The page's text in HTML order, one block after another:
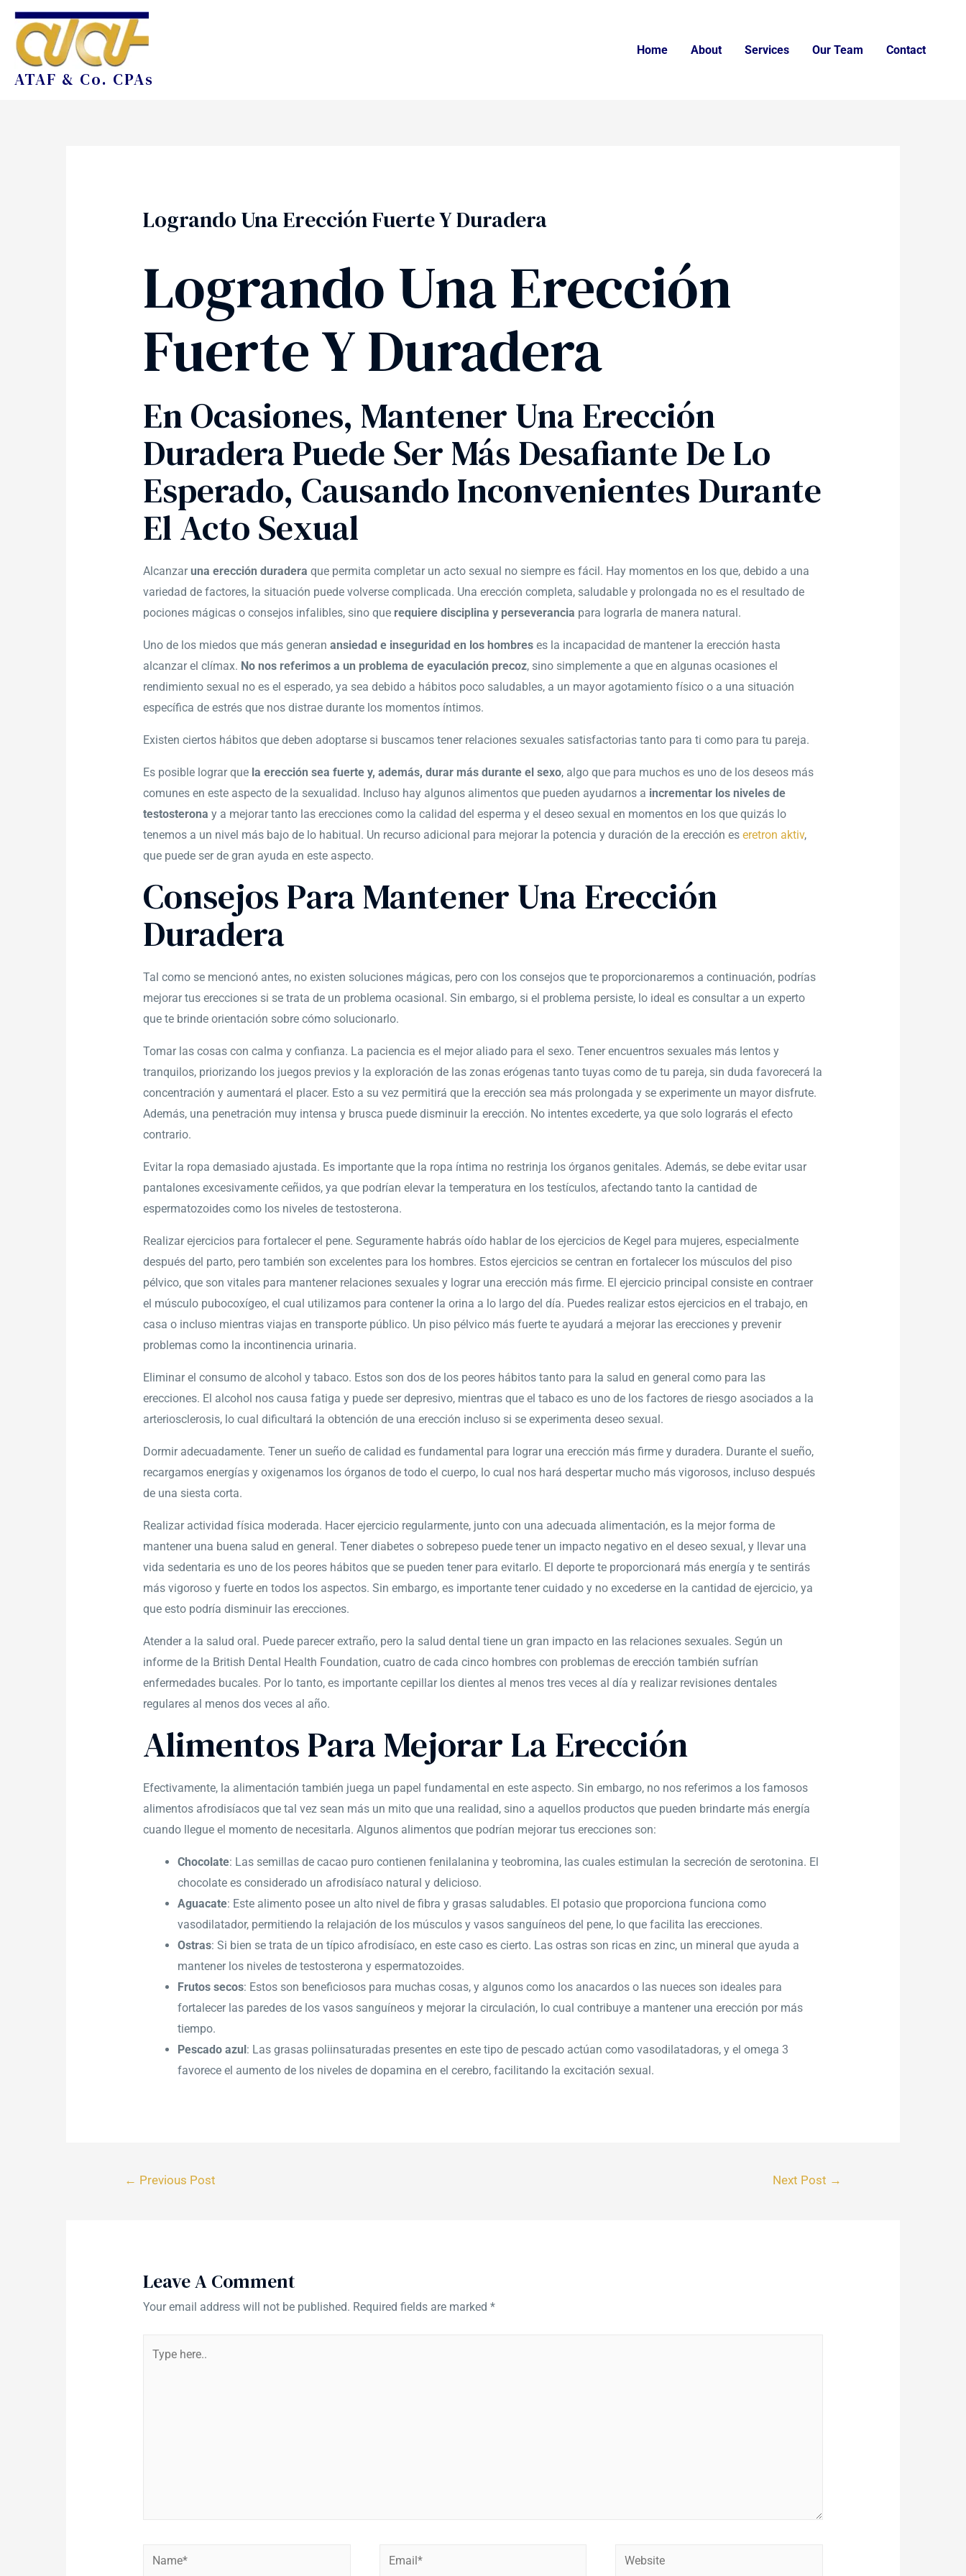
ATAF & Co. CPAs
Home About Services Our Team Contact
Logrando Una Erección Fuerte Y Duradera
Logrando Una Erección
Fuerte Y Duradera
En Ocasiones, Mantener Una Erección
Duradera Puede Ser Más Desafiante De Lo
Esperado, Causando Inconvenientes Durante
El Acto Sexual
Alcanzaruna erección duradera que permita completar un acto sexual no siempre es fácil. Hay momentos en los que, debido a una
variedad de factores, la situación puede volverse complicada. Una erección completa, saludable y prolongada no es el resultado de
pociones mágicas o consejos infalibles, sino que requiere disciplina y perseverancia para lograrla de manera natural.
Uno de los miedos que más generan ansiedad e inseguridad en los hombreses la incapacidad de mantener la erección hasta
alcanzar el clímax. No nos referimos a un problema de eyaculación precoz, sino simplemente a que en algunas ocasiones el
rendimiento sexual no es el esperado, ya sea debido a hábitos poco saludables, a un mayor agotamiento físico o a una situación
específica de estrés que nos distrae durante los momentos íntimos.
Existen ciertos hábitos que deben adoptarse si buscamos tener relaciones sexuales satisfactorias tanto para ti como para tu pareja.
Es posible lograr que la erección sea fuerte y, además, durar más durante el sexo, algo que para muchos es uno de los deseos más
comunes en este aspecto de la sexualidad. Incluso hay algunos alimentos que pueden ayudarnos a incrementar los niveles de
testosterona y a mejorar tanto las erecciones como la calidad del esperma y el deseo sexual en momentos en los que quizás lo
tenemos a un nivel más bajo de lo habitual. Un recurso adicional para mejorar la potencia y duración de la erección es eretron aktiv,
que puede ser de gran ayuda en este aspecto.
Consejos Para Mantener Una Erección
Duradera
Tal como se mencionó antes, no existen soluciones mágicas, pero con los consejos que te proporcionaremos a continuación, podrías
mejorar tus erecciones si se trata de un problema ocasional. Sin embargo, si el problema persiste, lo ideal es consultar a un experto
que te brinde orientación sobre cómo solucionarlo.
Tomar las cosas con calma y confianza. La paciencia es el mejor aliado para el sexo. Tener encuentros sexuales más lentos y
tranquilos, priorizando los juegos previos y la exploración de las zonas erógenas tanto tuyas como de tu pareja, sin duda favorecerá la
concentración y aumentará el placer. Esto a su vez permitirá que la erección sea más prolongada y se experimente un mayor disfrute.
Además, una penetración muy intensa y brusca puede disminuir la erección. No intentes excederte, ya que solo lograrás el efecto
contrario.
Evitar la ropa demasiado ajustada. Es importante que la ropa íntima no restrinja los órganos genitales. Además, se debe evitar usar
pantalones excesivamente ceñidos, ya que podrían elevar la temperatura en los testículos, afectando tanto la cantidad de
espermatozoides como los niveles de testosterona.
Realizar ejercicios para fortalecer el pene. Seguramente habrás oído hablar de los ejercicios de Kegel para mujeres, especialmente
después del parto, pero también son excelentes para los hombres. Estos ejercicios se centran en fortalecer los músculos del piso
pélvico, que son vitales para mantener relaciones sexuales y lograr una erección más firme. El ejercicio principal consiste en contraer
el músculo pubocoxígeo, el cual utilizamos para contener la orina a lo largo del día. Puedes realizar estos ejercicios en el trabajo, en
casa o incluso mientras viajas en transporte público. Un piso pélvico más fuerte te ayudará a mejorar las erecciones y prevenir
problemas como la incontinencia urinaria.
Eliminar el consumo de alcohol y tabaco. Estos son dos de los peores hábitos tanto para la salud en general como para las
erecciones. El alcohol nos causa fatiga y puede ser depresivo, mientras que el tabaco es uno de los factores de riesgo asociados a la
arteriosclerosis, lo cual dificultará la obtención de una erección incluso si se experimenta deseo sexual.
Dormir adecuadamente. Tener un sueño de calidad es fundamental para lograr una erección más firme y duradera. Durante el sueño,
recargamos energías y oxigenamos los órganos de todo el cuerpo, lo cual nos hará despertar mucho más vigorosos, incluso después
de una siesta corta.
Realizar actividad física moderada. Hacer ejercicio regularmente, junto con una adecuada alimentación, es la mejor forma de
mantener una buena salud en general. Tener diabetes o sobrepeso puede tener un impacto negativo en el deseo sexual, y llevar una
vida sedentaria es uno de los peores hábitos que se pueden tener para evitarlo. El deporte te proporcionará más energía y te sentirás
más vigoroso y fuerte en todos los aspectos. Sin embargo, es importante tener cuidado y no excederse en la cantidad de ejercicio, ya
que esto podría disminuir las erecciones.
Atender a la salud oral. Puede parecer extraño, pero la salud dental tiene un gran impacto en las relaciones sexuales. Según un
informe de la British Dental Health Foundation, cuatro de cada cinco hombres con problemas de erección también sufrían
enfermedades bucales. Por lo tanto, es importante cepillar los dientes al menos tres veces al día y realizar revisiones dentales
regulares al menos dos veces al año.
Alimentos Para Mejorar La Erección
Efectivamente, la alimentación también juega un papel fundamental en este aspecto. Sin embargo, no nos referimos a los famosos
alimentos afrodisíacos que tal vez sean más un mito que una realidad, sino a aquellos productos que pueden brindarte más energía
cuando llegue el momento de necesitarla. Algunos alimentos que podrían mejorar tus erecciones son:
Chocolate: Las semillas de cacao puro contienen fenilalanina y teobromina, las cuales estimulan la secreción de serotonina. El
chocolate es considerado un afrodisíaco natural y delicioso.
Aguacate: Este alimento posee un alto nivel de fibra y grasas saludables. El potasio que proporciona funciona como
vasodilatador, permitiendo la relajación de los músculos y vasos sanguíneos del pene, lo que facilita las erecciones.
Ostras: Si bien se trata de un típico afrodisíaco, en este caso es cierto. Las ostras son ricas en zinc, un mineral que ayuda a
mantener los niveles de testosterona y espermatozoides.
Frutos secos: Estos son beneficiosos para muchas cosas, y algunos como los anacardos o las nueces son ideales para
fortalecer las paredes de los vasos sanguíneos y mejorar la circulación, lo cual contribuye a mantener una erección por más
tiempo.
Pescado azul : Las grasas poliinsaturadas presentes en este tipo de pescado actúan como vasodilatadoras, y el omega 3
favorece el aumento de los niveles de dopamina en el cerebro, facilitando la excitación sexual.
← Previous Post Next Post →
Leave A Comment
Your email address will not be published. Required fields are marked *